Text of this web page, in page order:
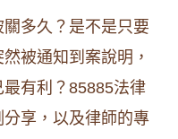
多久？是不是只要
被通知到案說明，
有利？85885法律
享，以及律師的專